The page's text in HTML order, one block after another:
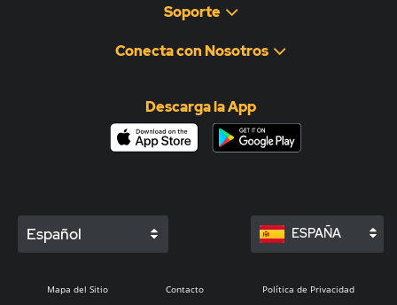
Soporte
Conecta con Nosotros
Descarga la App
Español ESPAÑA
Mapa del Sitio Contacto Política de Privacidad